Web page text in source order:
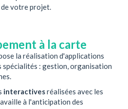
de votre projet.
à la carte
la réalisation d'applications
spécialités : gestion, organisation
interactivesréalisées avec les
à l'anticipation des